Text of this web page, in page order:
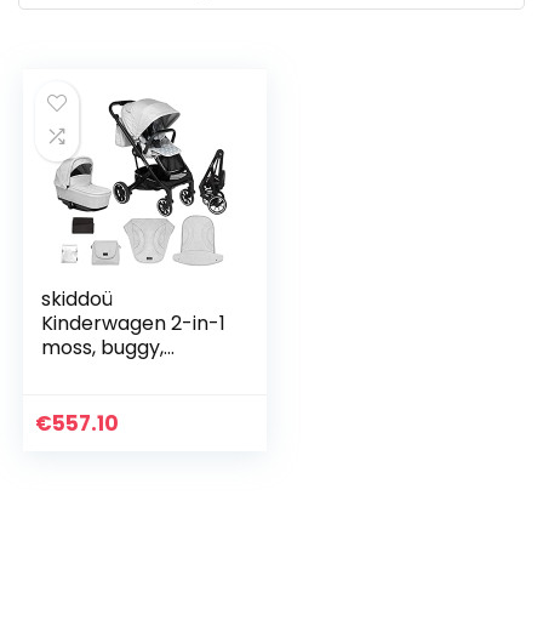
skiddoü
Kinderwagen 2-in-1
moss, buggy,
buggy, verstelbare
€557.10